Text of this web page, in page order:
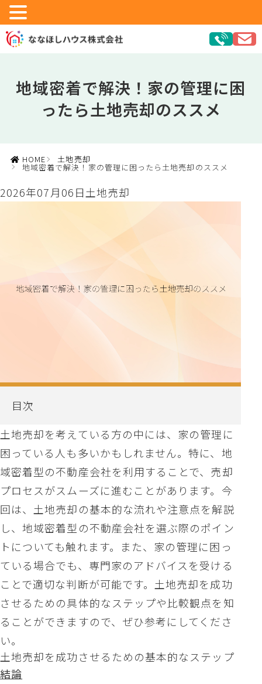
地域密着で解決！家の管理に困
ったら土地売却のススメ
HOME 土地売却
地域密着で解決！家の管理に困ったら土地売却のススメ
2026年07月06日土地売却
目次
土地売却を考えている方の中には、家の管理に
困っている人も多いかもしれません。特に、地
域密着型の不動産会社を利用することで、売却
プロセスがスムーズに進むことがあります。今
回は、土地売却の基本的な流れや注意点を解説
し、地域密着型の不動産会社を選ぶ際のポイン
トについても触れます。また、家の管理に困っ
ている場合でも、専門家のアドバイスを受ける
ことで適切な判断が可能です。土地売却を成功
させるための具体的なステップや比較観点を知
ることができますので、ぜひ参考にしてくださ
い。
土地売却を成功させるための基本的なステップ
結論